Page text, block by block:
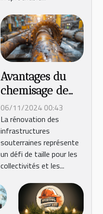
Avantages du
chemisage de
canalisation
sans excavation
06/11/2024 00:43
La rénovation des
infrastructures
souterraines représente
un défi de taille pour les
collectivités et les...